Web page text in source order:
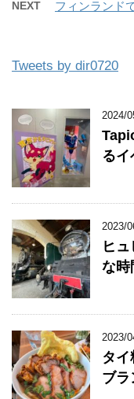
NEXT フィンランド
Tweets by dir0720
2024/
る
2023/
ヒ
な時
2023/
タ
ブラ